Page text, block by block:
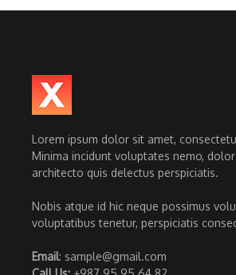
Lorem ipsum dolor sit amet,
Minima incidunt voluptates nemo,
architecto quis delectus perspiciatis.
Nobis atque id hic neque possimus
voluptatibus tenetur, perspiciatis
Email: sample@gmail.com